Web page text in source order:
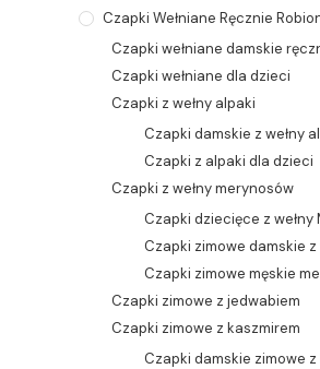
Czapki Wełniane Ręcznie
Czapki wełniane damskie
Czapki wełniane dla dzieci
Czapki z wełny alpaki
Czapki damskie z wełny
Czapki z alpaki dla dzieci
Czapki z wełny merynosów
Czapki dziecięce z wełny
Czapki zimowe damskie z
Czapki zimowe męskie
Czapki zimowe z jedwabiem
Czapki zimowe z kaszmirem
Czapki damskie zimowe